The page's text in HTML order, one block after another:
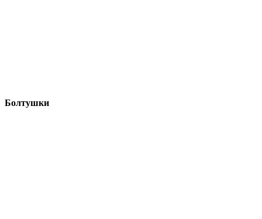
Болтушки